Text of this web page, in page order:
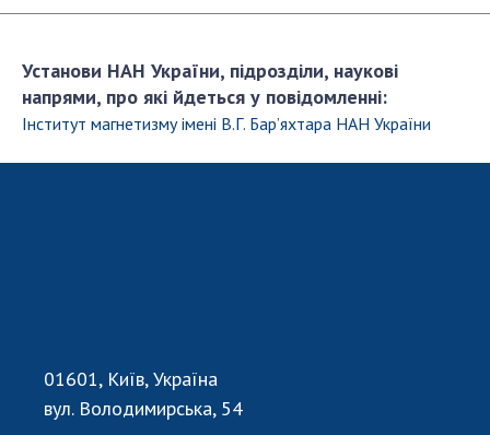
КАБІНЕТ
Установи НАН України, підрозділи, наукові
напрями, про які йдеться у повідомленні:
Інститут магнетизму імені В.Г. Бар’яхтара НАН України
01601, Київ, Україна
вул. Володимирська, 54